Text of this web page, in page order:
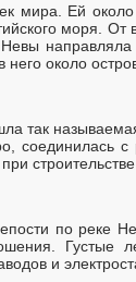
Ей около
моря.
около
так
соединилась
по реке
Густые
и